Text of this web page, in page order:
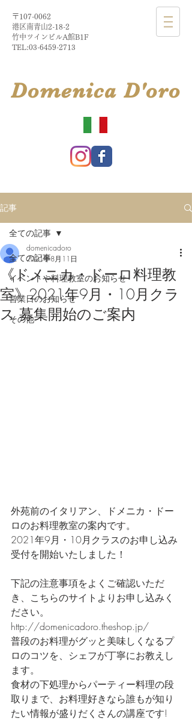
〒107-0062
港区南青山2-18-2​
​竹中ツインビルA館B1F
TEL:03-6459-2713
​DomenicaD'oro
記事
全ての記事
イベントや料理教室のお知らせ
営業日のお知らせ
その他
全ての記事
《ドメニカ・ドーロ料理教
室》2021年9月・10月クラ
ス 募集開始のご案内
domenicadoro
2021年8月11日
外苑前のイタリアン、ドメニカ・ドー
ロのお料理教室の案内です。
2021年9月・10月クラスのお申し込み
受付を開始いたしました！
下記の注意事項をよくご確認いただ
き、こちらのサイトよりお申し込みく
ださい。
http://domenicadoro.theshop.jp/
普段のお料理がグッと美味しくなるプ
ロのコツを、シェフが丁寧にお教えし
ます。
食材の下処理からパーティー料理の段
取りまで、お料理好きなら誰もが知り
たい情報が盛りだくさんの講座です!